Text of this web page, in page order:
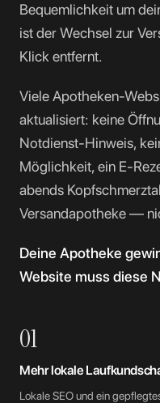
Bequemlichkeit um
ist der Wechsel zur
Klick entfernt.
Viele Apotheken-
aktualisiert: keine
Notdienst-Hinweis,
Möglichkeit, ein E-
abends
Versandapotheke —
Deine Apotheke
Website muss diese
01
Mehr lokale
Lokale SEO und ein